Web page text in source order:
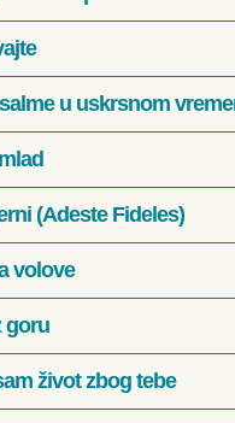
u uskrsnom
(Adeste Fideles)
volove
goru
život zbog tebe